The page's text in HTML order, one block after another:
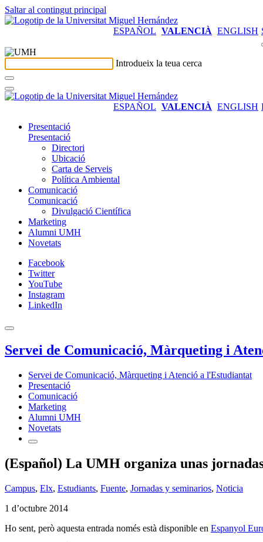
Saltar al contingut principal
ESPAÑOL VALENCIÀ ENGLISH
Introdueix la teua cerca
ESPAÑOL VALENCIÀ ENGLISH
Presentació
Presentació
Directori
Ubicació
Carta de Serveis
Política Ambiental
Comunicació
Comunicació
Divulgació Científica
Marketing
Alumni UMH
Novetats
Facebook
Twitter
YouTube
Instagram
LinkedIn
Servei de Comunicació, Màrqueting i
Servei de Comunicació, Màrqueting i Atenció a l'Estudiantat
Presentació
Comunicació
Marketing
Alumni UMH
Novetats
(Español) La UMH organiza unas
Campus, Elx, Estudiants, Fuente, Jornadas y seminarios, Noticia
1 d’octubre 2014
Ho sent, però aquesta entrada només està disponible en Espanyol